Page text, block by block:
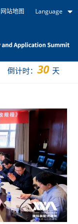
网站地图 Language
倒计时： 30 天